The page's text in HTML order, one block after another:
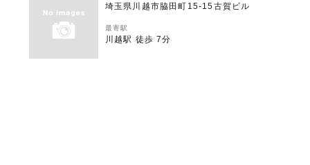
埼玉県川越市脇田町15-15古賀ビル
最寄駅
川越駅 徒歩 7分